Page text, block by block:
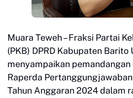
Muara Teweh – Fraksi Partai
(PKB) DPRD Kabupaten Barito
menyampaikan
Raperda
Tahun Anggaran 2024 dalam